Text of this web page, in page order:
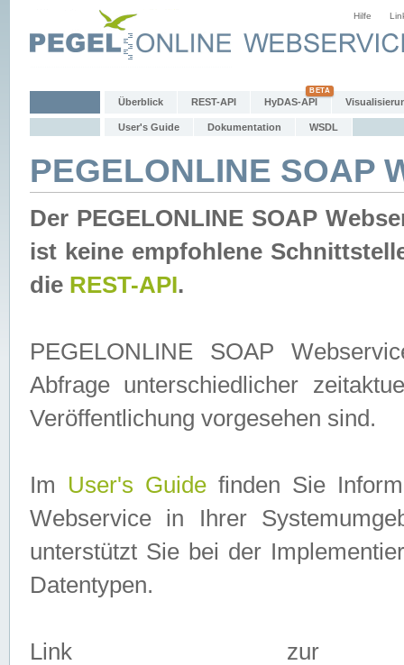
Hilfe
Überblick REST-API HyDAS-API
User's Guide Dokumentation WSDL
PEGELONLINE SOAP
Der PEGELONLINE SOAP
ist keine empfohlene
die REST-API.
PEGELONLINE SOAP
Abfrage unterschiedlicher
Veröffentlichung vorgesehen sind.
Im User's Guidefinden Sie
Webservice in Ihrer
unterstützt Sie bei der
Datentypen.
Link zur